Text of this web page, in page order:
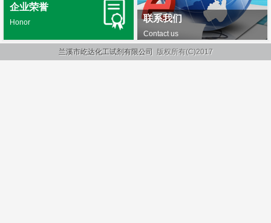
联系我们
Contact us
企业荣誉
Honor
兰溪市屹达化工试剂有限公司 版权所有(C)2017